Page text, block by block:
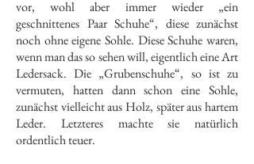
vor, wohl aber immer wieder „ein
geschnittenes Paar Schuhe“, diese zunächst
noch ohne eigene Sohle. Diese Schuhe waren,
wenn man das so sehen will, eigentlich eine Art
Ledersack. Die „Grubenschuhe“, so ist zu
vermuten, hatten dann schon eine Sohle,
zunächst vielleicht aus Holz, später aus hartem
Leder. Letzteres machte sie natürlich
ordentlich teuer.